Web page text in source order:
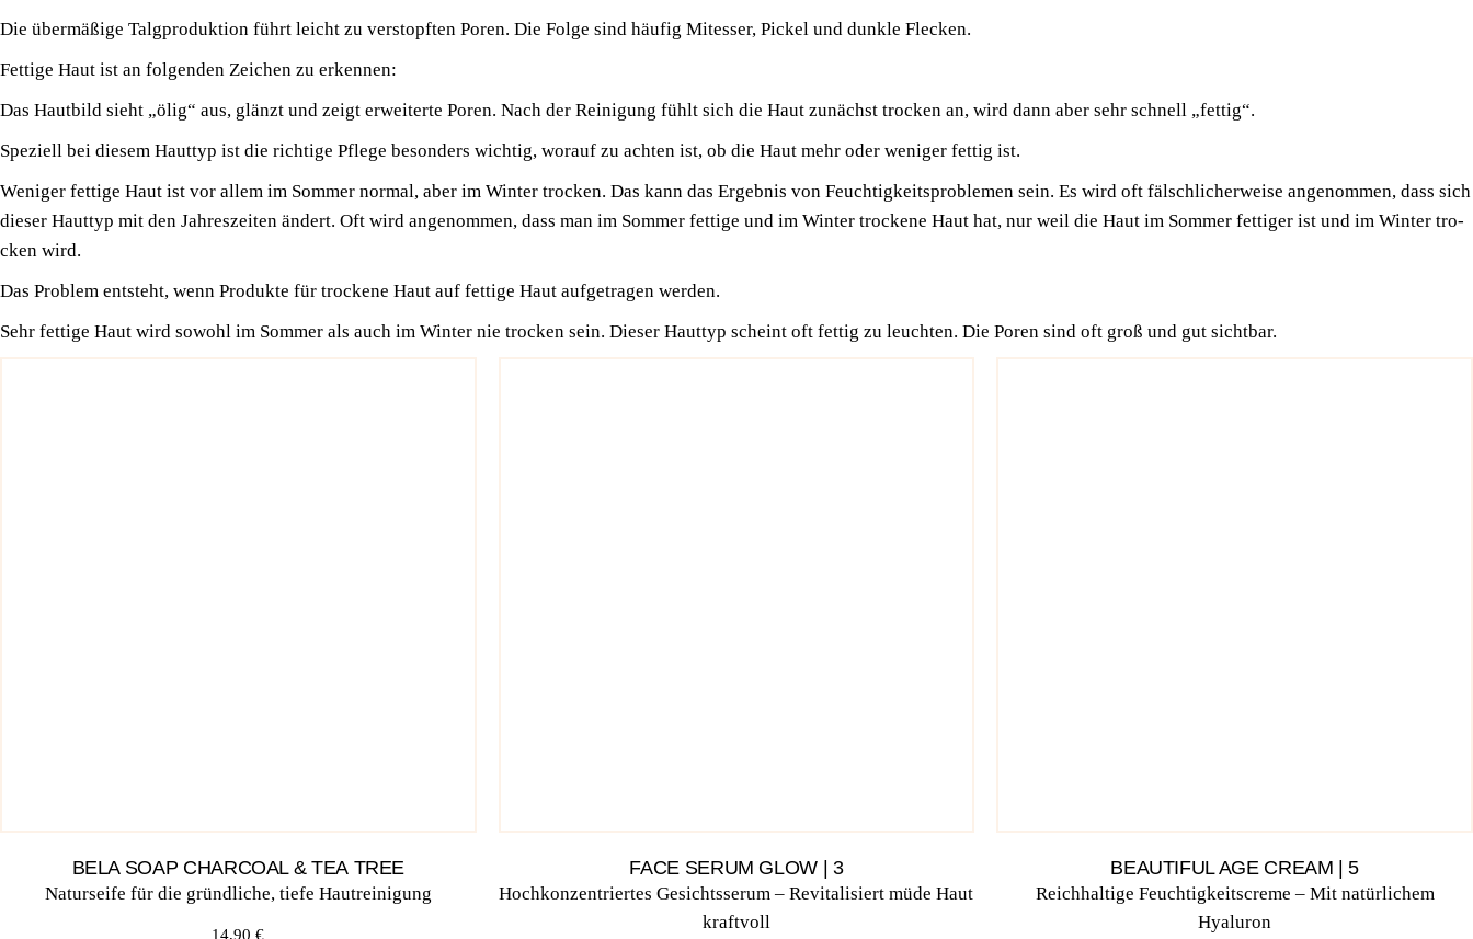
Die über­mä­ßi­ge Talg­pro­duk­ti­on führt leicht zu ver­stopf­ten Poren. Die Fol­ge sind häu­fig Mit­es­ser, Pickel und dunk­le Flecken.
Fet­ti­ge Haut ist an fol­gen­den Zei­chen zu erkennen:
Das Haut­bild sieht „ölig“ aus, glänzt und zeigt erwei­ter­te Poren. Nach der Rei­ni­gung fühlt sich die Haut zunächst tro­cken an, wird dann aber sehr schnell „fet­tig“.
Spe­zi­ell bei die­sem Haut­typ ist die rich­ti­ge Pfle­ge beson­ders wich­tig, wor­auf zu ach­ten ist, ob die Haut mehr oder weni­ger fet­tig ist.
Weni­ger fet­ti­ge Haut ist vor allem im Som­mer nor­mal, aber im Win­ter tro­cken. Das kann das Ergeb­nis von Feuch­tig­keits­pro­ble­men sein. Es wird oft fälsch­li­cher­wei­se ange­nom­men, dass sich
die­ser Haut­typ mit den Jah­res­zei­ten ändert. Oft wird ange­nom­men, dass man im Som­mer fet­ti­ge und im Win­ter tro­cke­ne Haut hat, nur weil die Haut im Som­mer fet­ti­ger ist und im Win­ter tro­
cken wird.
Das Pro­blem ent­steht, wenn Pro­duk­te für tro­cke­ne Haut auf fet­ti­ge Haut auf­ge­tra­gen werden.
Sehr fet­ti­ge Haut wird sowohl im Som­mer als auch im Win­ter nie tro­cken sein. Die­ser Haut­typ scheint oft fet­tig zu leuch­ten. Die Poren sind oft groß und gut sichtbar.
BELA SOAP CHARCOAL & TEA TREE
Natur­sei­fe für die gründ­li­che, tie­fe Hautreinigung
14,90€
FACE SERUM GLOW | 3
Hoch­kon­zen­trier­tes Gesichts­se­rum – Revi­ta­li­siert müde Haut
kraftvoll
BEAUTIFUL AGE CREAM | 5
Reich­hal­ti­ge Feuch­tig­keits­creme – Mit natür­li­chem
Hyaluron